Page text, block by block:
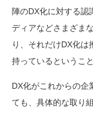
陣のDX化に対する認
ディアなどさまざま
り、それだけDX化
持っているということ
DX化がこれからの企
ても、具体的な取り